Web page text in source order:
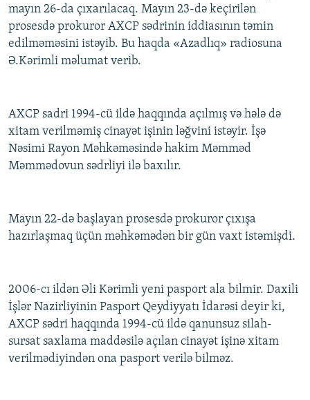
mayın 26-da çıxarılacaq. Mayın 23-də keçirilən
prosesdə prokuror AXCP sədrinin iddiasının təmin
edilməməsini istəyib. Bu haqda «Azadlıq» radiosuna
Ə.Kərimli məlumat verib.
AXCP sadri 1994-cü ildə haqqında açılmış və hələ də
xitam verilməmiş cinayət işinin ləğvini istəyir. İşə
Nəsimi Rayon Məhkəməsində hakim Məmməd
Məmmədovun sədrliyi ilə baxılır.
Mayın 22-də başlayan prosesdə prokuror çıxışa
hazırlaşmaq üçün məhkəmədən bir gün vaxt istəmişdi.
2006-cı ildən Əli Kərimli yeni pasport ala bilmir. Daxili
İşlər Nazirliyinin Pasport Qeydiyyatı İdarəsi deyir ki,
AXCP sədri haqqında 1994-cü ildə qanunsuz silah-
sursat saxlama maddəsilə açılan cinayət işinə xitam
verilmədiyindən ona pasport verilə bilməz.